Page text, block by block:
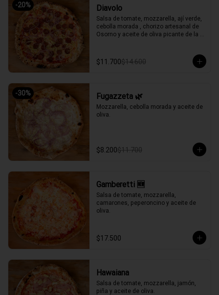
-20% Diavolo
Salsa de tomate, mozzarella, ají verde,
cebolla morada , chorizo artesanal de
Osorno y aceite de oliva picante de la
$11.700$14.600
-30% Fugazzeta 🌿
Mozzarella, cebolla morada y aceite de
oliva.
$8.200$11.700
Gamberetti 🆕
Salsa de tomate, mozzarella,
camarones, peperoncino y aceite de
oliva.
$17.500
Hawaiana
Salsa de tomate, mozzarella, jamón,
piña y aceite de oliva.